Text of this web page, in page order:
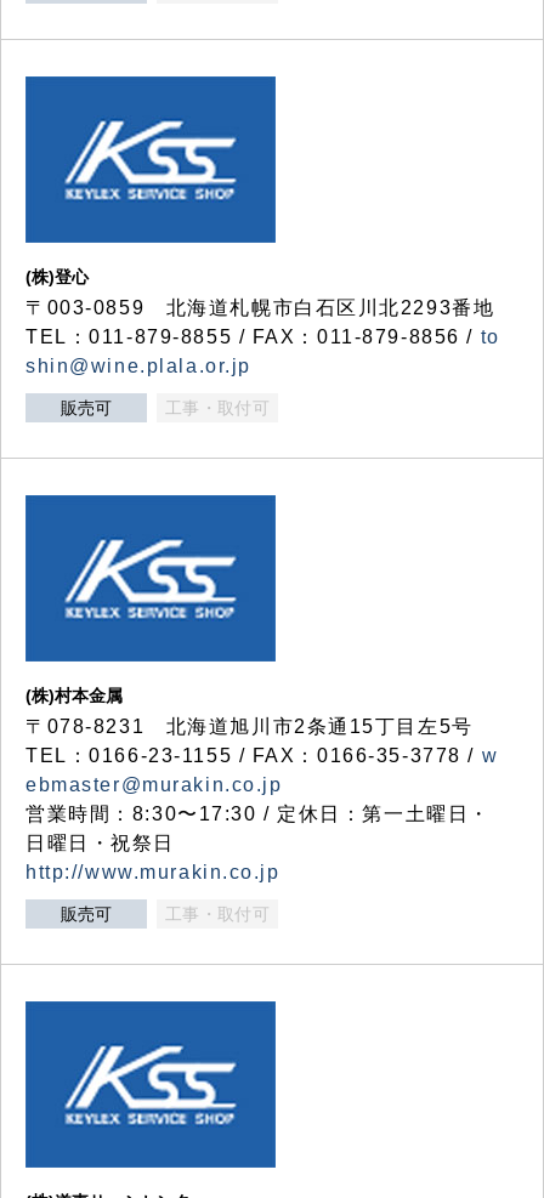
(株)登心
〒003-0859 北海道札幌市白石区川北2293番地
TEL：011-879-8855 / FAX：011-879-8856 / to
shin@wine.plala.or.jp
販売可 工事・取付可
(株)村本金属
〒078-8231 北海道旭川市2条通15丁目左5号
TEL：0166-23-1155 / FAX：0166-35-3778 / w
ebmaster@murakin.co.jp
営業時間：8:30〜17:30 / 定休日：第一土曜日・
日曜日・祝祭日
http://www.murakin.co.jp
販売可 工事・取付可